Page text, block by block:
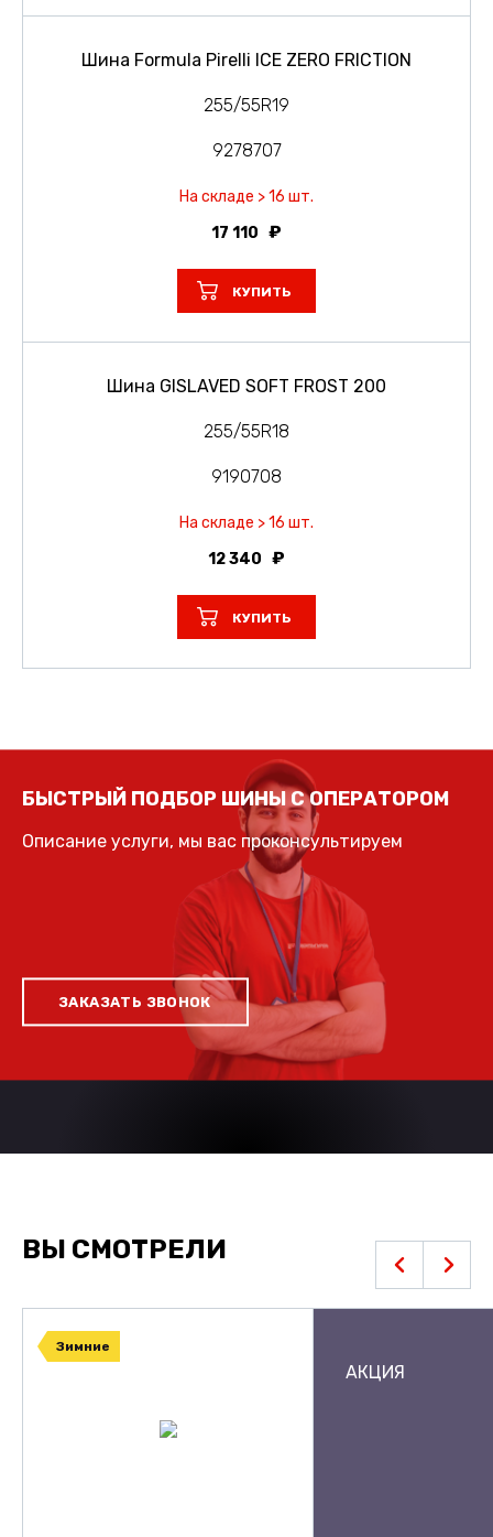
Шина Formula Pirelli ICE ZERO FRICTION
255/55R19
9278707
На складе > 16 шт.
17 110
КУПИТЬ
Шина GISLAVED SOFT FROST 200
255/55R18
9190708
На складе > 16 шт.
12 340
КУПИТЬ
БЫСТРЫЙ ПОДБОР ШИНЫ С ОПЕРАТОРОМ
Описание услуги, мы вас проконсультируем
ЗАКАЗАТЬ ЗВОНОК
ВЫ СМОТРЕЛИ
Зимние
АКЦИЯ